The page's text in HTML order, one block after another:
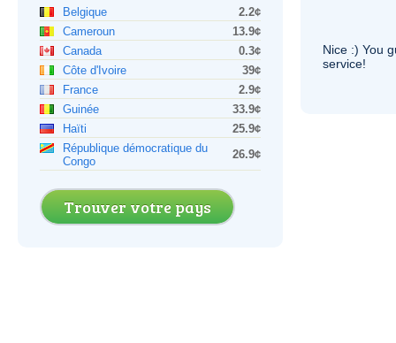
Belgique
2.2¢
Cameroun
13.9¢
Canada
0.3¢
Côte d'Ivoire
39¢
France
2.9¢
Guinée
33.9¢
Haïti
25.9¢
République démocratique du
Congo
26.9¢
Trouver votre pays
Nice :) You
service!